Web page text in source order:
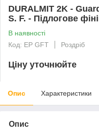
DURALMIT 2K -
S. F. - Підлогове
В наявності
Код: EP GFT
Роздріб
Ціну уточнюйте
Опис Характеристики
Опис